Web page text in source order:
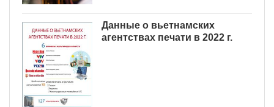
Данные о вьетнамских
агентствах печати в 2022 г.